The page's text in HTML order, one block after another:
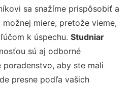
sa snažíme prispôsobiť a
miere, pretože vieme,
k úspechu. Studniar
sú aj odborné
aby ste mali
presne podľa vašich